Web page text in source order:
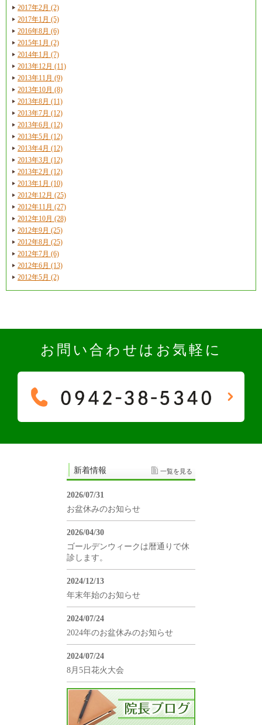
2017年2月 (2)
2017年1月 (5)
2016年8月 (6)
2015年1月 (2)
2014年1月 (7)
2013年12月 (11)
2013年11月 (9)
2013年10月 (8)
2013年8月 (11)
2013年7月 (12)
2013年6月 (12)
2013年5月 (12)
2013年4月 (12)
2013年3月 (12)
2013年2月 (12)
2013年1月 (10)
2012年12月 (25)
2012年11月 (27)
2012年10月 (28)
2012年9月 (25)
2012年8月 (25)
2012年7月 (6)
2012年6月 (13)
2012年5月 (2)
お問い合わせはお気軽に
新着情報 一覧を見る
2026/07/31
お盆休みのお知らせ
2026/04/30
ゴールデンウィークは暦通りで休
診します。
2024/12/13
年末年始のお知らせ
2024/07/24
2024年のお盆休みのお知らせ
2024/07/24
8月5日花火大会